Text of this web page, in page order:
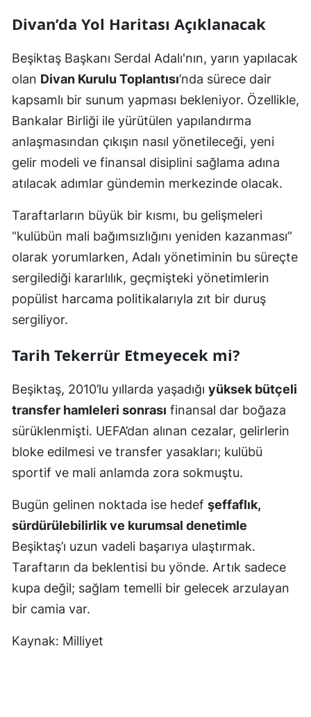
Divan’da Yol Haritası Açıklanacak
Beşiktaş Başkanı Serdal Adalı'nın, yarın yapılacak
olan Divan Kurulu Toplantısı’nda sürece dair
kapsamlı bir sunum yapması bekleniyor. Özellikle,
Bankalar Birliği ile yürütülen yapılandırma
anlaşmasından çıkışın nasıl yönetileceği, yeni
gelir modeli ve finansal disiplini sağlama adına
atılacak adımlar gündemin merkezinde olacak.
Taraftarların büyük bir kısmı, bu gelişmeleri
“kulübün mali bağımsızlığını yeniden kazanması”
olarak yorumlarken, Adalı yönetiminin bu süreçte
sergilediği kararlılık, geçmişteki yönetimlerin
popülist harcama politikalarıyla zıt bir duruş
sergiliyor.
Tarih Tekerrür Etmeyecek mi?
Beşiktaş, 2010’lu yıllarda yaşadığı yüksek bütçeli
transfer hamleleri sonrası finansal dar boğaza
sürüklenmişti. UEFA’dan alınan cezalar, gelirlerin
bloke edilmesi ve transfer yasakları; kulübü
sportif ve mali anlamda zora sokmuştu.
Bugün gelinen noktada ise hedef şeffaflık,
sürdürülebilirlik ve kurumsal denetimle
Beşiktaş’ı uzun vadeli başarıya ulaştırmak.
Taraftarın da beklentisi bu yönde. Artık sadece
kupa değil; sağlam temelli bir gelecek arzulayan
bir camia var.
Kaynak: Milliyet